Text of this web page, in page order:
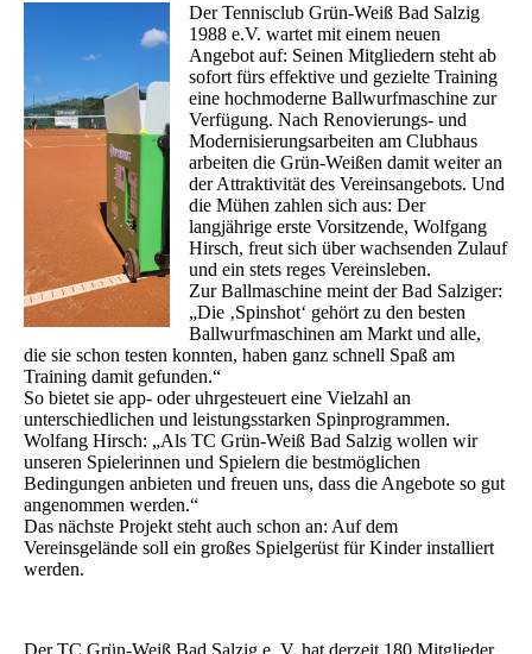
Der Tennisclub Grün-Weiß Bad Salzig
1988 e.V. wartet mit einem neuen
Angebot auf: Seinen Mitgliedern steht ab
sofort fürs effektive und gezielte Training
eine hochmoderne Ballwurfmaschine zur
Verfügung. Nach Renovierungs- und
Modernisierungsarbeiten am Clubhaus
arbeiten die Grün-Weißen damit weiter an
der Attraktivität des Vereinsangebots. Und
die Mühen zahlen sich aus: Der
langjährige erste Vorsitzende, Wolfgang
Hirsch, freut sich über wachsenden Zulauf
und ein stets reges Vereinsleben.
Zur Ballmaschine meint der Bad Salziger:
„Die ‚Spinshot‘ gehört zu den besten
Ballwurfmaschinen am Markt und alle,
die sie schon testen konnten, haben ganz schnell Spaß am
Training damit gefunden.“
So bietet sie app- oder uhrgesteuert eine Vielzahl an
unterschiedlichen und leistungsstarken Spinprogrammen.
Wolfang Hirsch: „Als TC Grün-Weiß Bad Salzig wollen wir
unseren Spielerinnen und Spielern die bestmöglichen
Bedingungen anbieten und freuen uns, dass die Angebote so gut
angenommen werden.“
Das nächste Projekt steht auch schon an: Auf dem
Vereinsgelände soll ein großes Spielgerüst für Kinder installiert
werden.
Der TC Grün-Weiß Bad Salzig e. V. hat derzeit 180 Mitglieder